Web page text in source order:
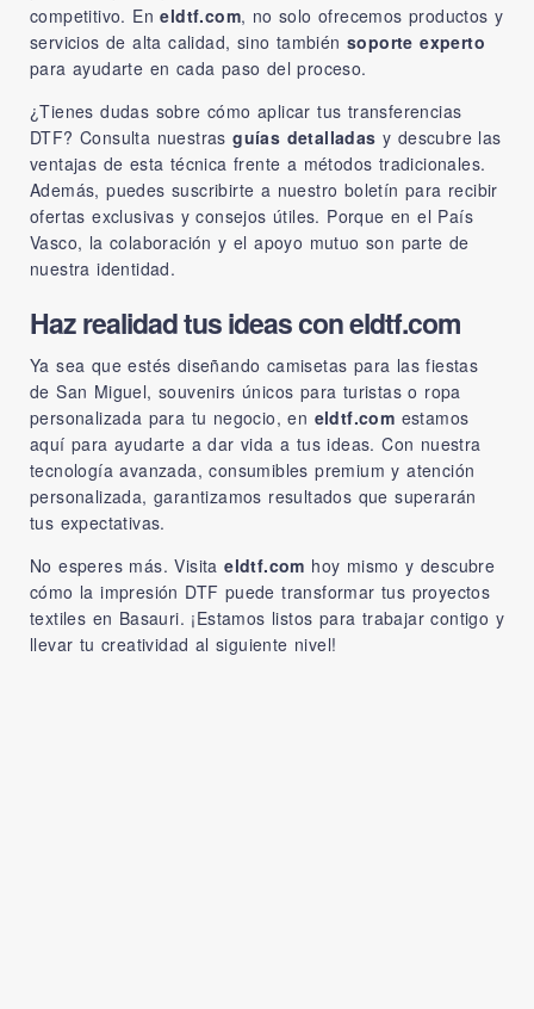
competitivo. Eneldtf.com, no solo ofrecemos productos y
servicios de alta calidad, sino también soporte experto
para ayudarte en cada paso del proceso.
¿Tienes dudas sobre cómo aplicar tus transferencias
DTF? Consulta nuestrasguías detalladas y descubre las
ventajas de esta técnica frente a métodos tradicionales.
Además, puedes suscribirte a nuestro boletín para recibir
ofertas exclusivas y consejos útiles. Porque en el País
Vasco, la colaboración y el apoyo mutuo son parte de
nuestra identidad.
Haz realidad tus ideas con eldtf.com
Ya sea que estés diseñando camisetas para las fiestas
de San Miguel, souvenirs únicos para turistas o ropa
personalizada para tu negocio, en eldtf.com estamos
aquí para ayudarte a dar vida a tus ideas. Con nuestra
tecnología avanzada, consumibles premium y atención
personalizada, garantizamos resultados que superarán
tus expectativas.
No esperes más. Visitaeldtf.com hoy mismo y descubre
cómo la impresión DTF puede transformar tus proyectos
textiles en Basauri. ¡Estamos listos para trabajar contigo y
llevar tu creatividad al siguiente nivel!